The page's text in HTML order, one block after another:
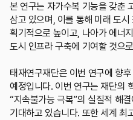
본 연구는 자가수복 기능을 갖춘
삼고 있으며, 이를 통해 미래 도
획기적으로 높이고, 나아가 에너
도시 인프라 구축에 기여할 것으
태재연구재단은 이번 연구에 향
예정입니다. 이번 연구는 재단의
“지속불가능 극복”의 실질적 해
기대하고 있습니다. 또한 세계 최